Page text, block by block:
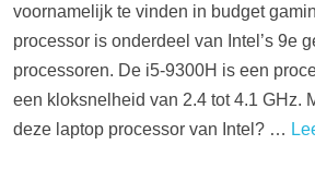
voornamelijk te vinden in budget
processor is onderdeel van Intel’s 9e
processoren. De i5-9300H is een
een kloksnelheid van 2.4 tot 4.1 GHz.
deze laptop processor van Intel? …